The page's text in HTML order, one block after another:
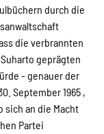
durch die
die verbrannten
geprägten
- genauer der
September 1965 ,
sich an die Macht
Partei